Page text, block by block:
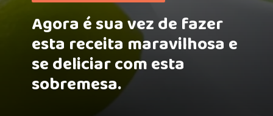
Agora é sua vez de fazer
esta receita maravilhosa e
se deliciar com esta
sobremesa.